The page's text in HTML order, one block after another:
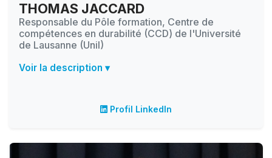
THOMAS JACCARD
Responsable du Pôle formation, Centre de
compétences en durabilité (CCD) de l'Université
de Lausanne (Unil)
Voir la description ▾
Profil LinkedIn